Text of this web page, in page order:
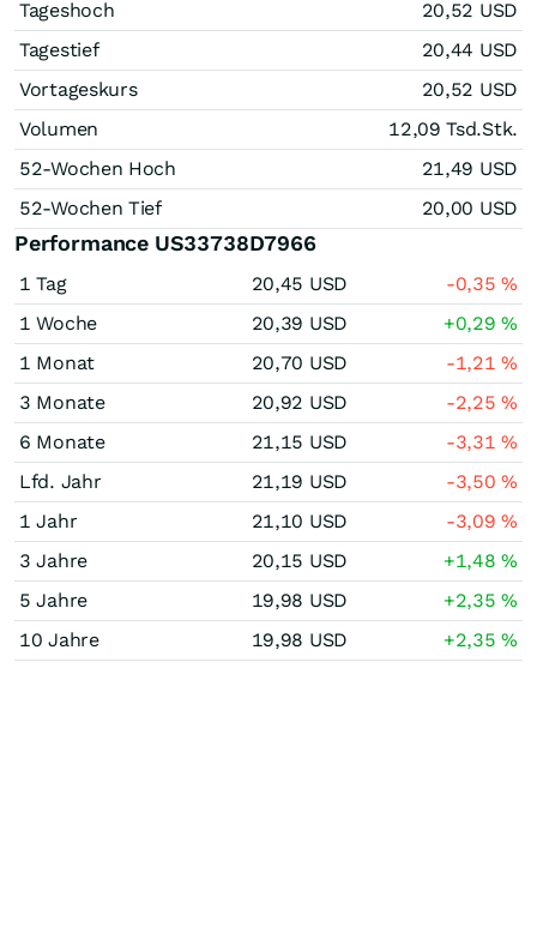
Tageshoch
20,52 USD
Tagestief
20,44 USD
Vortageskurs
20,52 USD
Volumen
12,09 Tsd.Stk.
52-Wochen Hoch
21,49 USD
52-Wochen Tief
20,00 USD
Performance US33738D7966
1 Tag 20,45 USD -0,35%
1 Woche
20,39 USD +0,29%
1 Monat
20,70 USD -1,21%
3 Monate
20,92 USD -2,25%
6 Monate
21,15 USD -3,31%
Lfd. Jahr
21,19 USD -3,50%
1 Jahr
21,10 USD -3,09%
3 Jahre
20,15 USD +1,48%
5 Jahre
19,98 USD +2,35%
10 Jahre
19,98 USD +2,35%